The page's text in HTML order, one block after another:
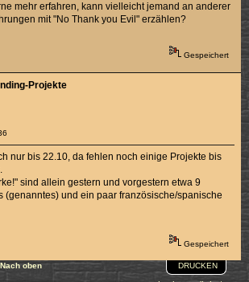
mehr erfahren, kann vielleicht jemand an anderer
mit "No Thank you Evil" erzählen?
Gespeichert
Projekte
nur bis 22.10, da fehlen noch einige Projekte bis
sind allein gestern und vorgestern etwa 9
(genanntes) und ein paar französische/spanische
Gespeichert
DRUCKEN
Nach oben